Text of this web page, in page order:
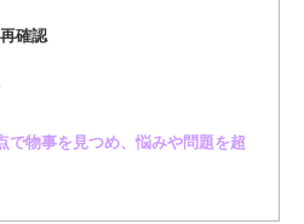
確認
で物事を見つめ、悩みや問題を超